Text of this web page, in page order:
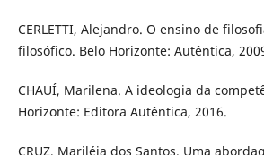
CERLETTI, Alejandro. O ensino de
filosófico. Belo Horizonte: Autêntica,
CHAUÍ, Marilena. A ideologia da
Horizonte: Editora Autêntica, 2016.
CRUZ, Mariléia dos Santos. Uma